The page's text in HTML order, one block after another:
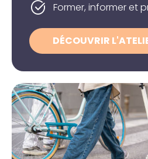
Former, informer et
DÉCOUVRIR